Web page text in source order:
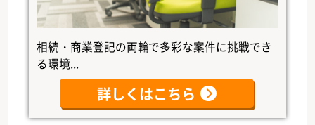
相続・商業登記の両輪で多彩な案件に挑戦でき
る環境...
詳しくはこちら